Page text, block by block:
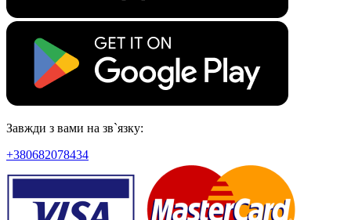
Завжди з вами на зв`язку:
+380682078434